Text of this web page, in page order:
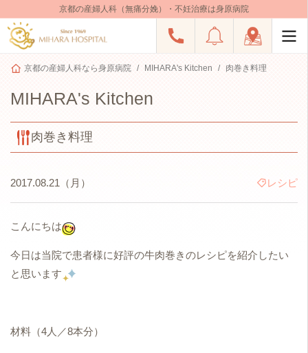
京都の産婦人科（無痛分娩）・不妊治療は身原病院
京都の産婦人科なら身原病院 MIHARA's Kitchen 肉巻き料理
MIHARA's Kitchen
肉巻き料理
2017.08.21（月） レシピ
こんにちは
今日は当院で患者様に好評の牛肉巻きのレシピを紹介したい
と思います
材料（4人／8本分）